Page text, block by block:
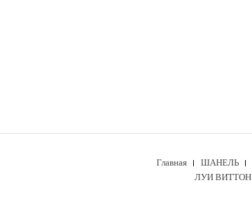
Главная ШАНЕЛЬ
ЛУИ ВИТТОН